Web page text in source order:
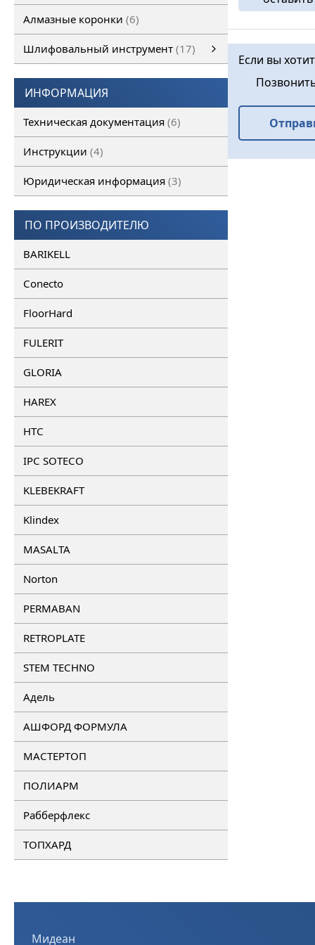
Алмазные коронки 6
Шлифовальный инструмент 17
ИНФОРМАЦИЯ
Техническая документация 6
Инструкции 4
Юридическая информация 3
ПО ПРОИЗВОДИТЕЛЮ
BARIKELL
Conecto
FloorHard
FULERIT
GLORIA
HAREX
HTC
IPC SOTECO
KLEBEKRAFT
Klindex
MASALTA
Norton
PERMABAN
RETROPLATE
STEM TECHNO
Адель
АШФОРД ФОРМУЛА
МАСТЕРТОП
ПОЛИАРМ
Рабберфлекс
ТОПХАРД
конструкций,
Если вы
Мидеан